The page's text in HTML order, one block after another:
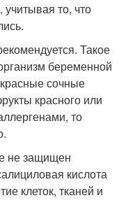
учитывая то, что
Такое
беременной
сочные
красного или
то
не защищен
кислота
клеток, тканей и